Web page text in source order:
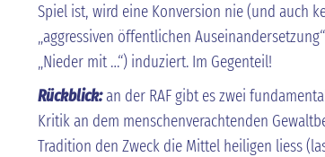
Spiel ist, wird eine Konversion nie (und auch
„aggressiven öffentlichen
„Nieder mit …“) induziert. Im Gegenteil!
Rückblick:an der RAF gibt es zwei
Kritik an dem menschenverachtenden
Tradition den Zweck die Mittel heiligen liess